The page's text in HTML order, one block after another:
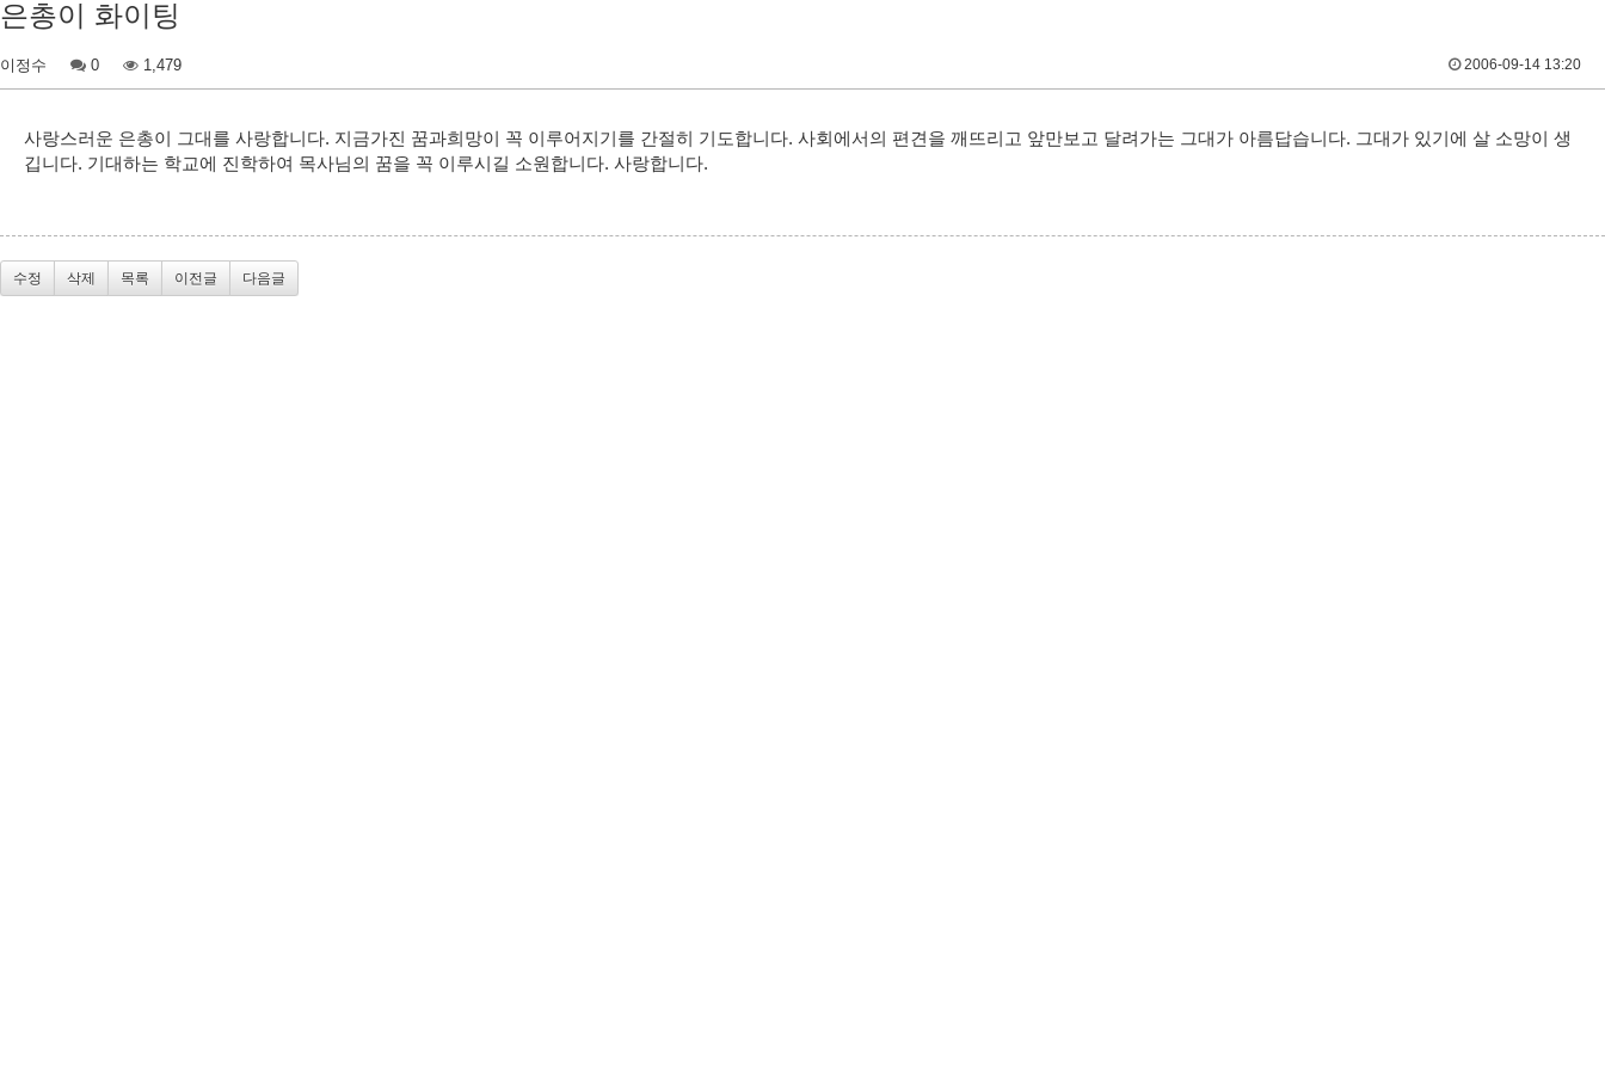
은총이 화이팅
이정수 0 1,479 2006-09-14 13:20
사랑스러운 은총이 그대를 사랑합니다. 지금가진 꿈과희망이 꼭 이루어지기를 간절히 기도합니다. 사회에서의 편견을 깨뜨리고 앞만보고 달려가는 그대가 아름답습니다. 그대가 있기에 살 소망이 생
깁니다. 기대하는 학교에 진학하여 목사님의 꿈을 꼭 이루시길 소원합니다. 사랑합니다.
수정 삭제 목록 이전글 다음글